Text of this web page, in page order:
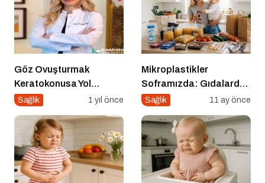
Göz Ovuşturmak
Keratokonusa Yol
Açabilir
Sağlık 1 yıl önce
Mikroplastikler
Soframızda: Gıdalardan
Bedenimize Nasıl
Sağlık 11 ay önce